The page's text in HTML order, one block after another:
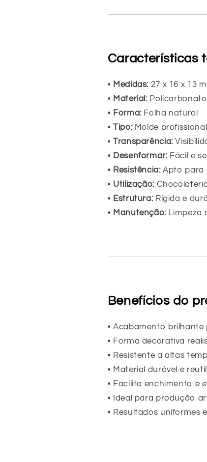
Características
• Medidas: 27 x 16 x 13
• Material:
• Forma:Folha natural
•Tipo:Molde
•Transparência:
• Desenformar:Fácil e
• Resistência:Apto para
• Utilização:
• Estrutura:Rígida e
• Manutenção:Limpeza
Benefícios do
• Acabamento brilhante
• Forma decorativa
• Resistente a altas
• Material durável e
• Facilita enchimento e
• Ideal para produção
• Resultados uniformes